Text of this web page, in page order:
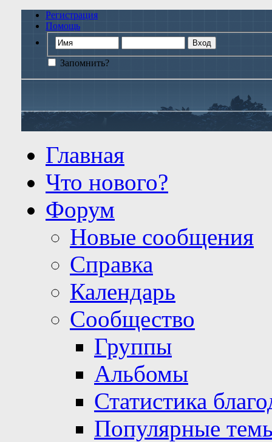
Регистрация
Помощь
Запомнить?
Главная
Что нового?
Форум
Новые сообщения
Справка
Календарь
Сообщество
Группы
Альбомы
Статистика
Популярные